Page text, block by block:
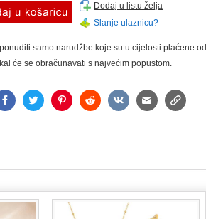
Dodaj u listu želja
Slanje ulaznicu?
samo narudžbe koje su u cijelosti plaćene od
će se obračunavati s najvećim popustom.